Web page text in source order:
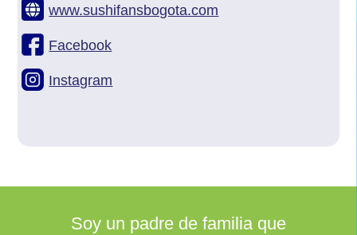
www.sushifansbogota.com
Facebook
Instagram
Soy un padre de familia que